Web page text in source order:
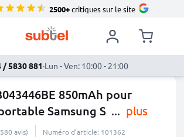
2500+critiques sur le site
/ 5830 881·Lun - Ven: 10:00 - 21:00
850mAh pour
Samsung S ... plus
avis) Numéro d’article: 101362